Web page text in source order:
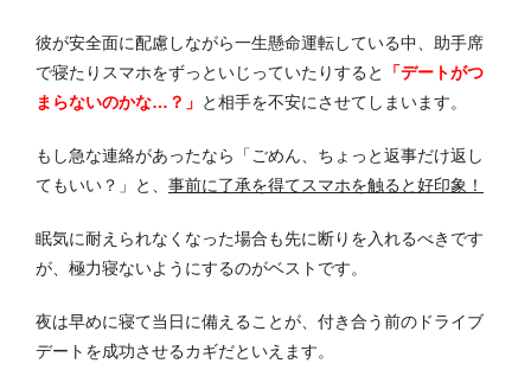
彼が安全面に配慮しながら一生懸命運転している中、助手席
で寝たりスマホをずっといじっていたりすると
「デートがつ
まらないのかな…？」 と相手を不安にさせてしまいます。
もし急な連絡があったなら「ごめん、ちょっと返事だけ返し
てもいい？」と、 事前に了承を得てスマホを触ると好印象！
眠気に耐えられなくなった場合も先に断りを入れるべきです
が、極力寝ないようにするのがベストです。
夜は早めに寝て当日に備えることが、付き合う前のドライブ
デートを成功させるカギだといえます。